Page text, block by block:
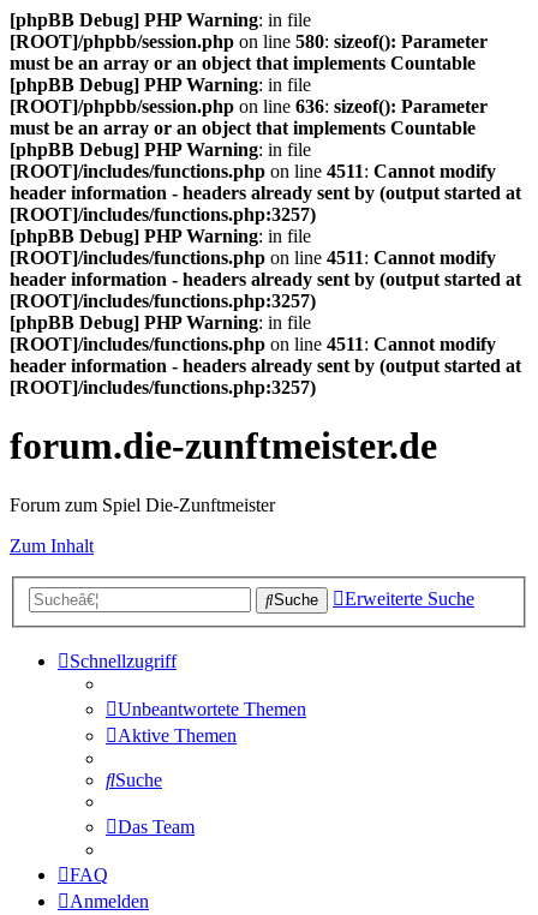
[phpBB Debug] PHP Warning: in file
[ROOT]/phpbb/session.php on line 580: sizeof(): Parameter
must be an array or an object that implements Countable
[phpBB Debug] PHP Warning: in file
[ROOT]/phpbb/session.php on line 636: sizeof(): Parameter
must be an array or an object that implements Countable
[phpBB Debug] PHP Warning: in file
[ROOT]/includes/functions.php on line 4511: Cannot modify
header information - headers already sent by (output started at
[ROOT]/includes/functions.php:3257)
[phpBB Debug] PHP Warning: in file
[ROOT]/includes/functions.php on line 4511: Cannot modify
header information - headers already sent by (output started at
[ROOT]/includes/functions.php:3257)
[phpBB Debug] PHP Warning: in file
[ROOT]/includes/functions.php on line 4511: Cannot modify
header information - headers already sent by (output started at
[ROOT]/includes/functions.php:3257)
forum.die-zunftmeister.de
Forum zum Spiel Die-Zunftmeister
Zum Inhalt
Suche Erweiterte Suche
Schnellzugriff
Unbeantwortete Themen
Aktive Themen
Suche
Das Team
FAQ
Anmelden